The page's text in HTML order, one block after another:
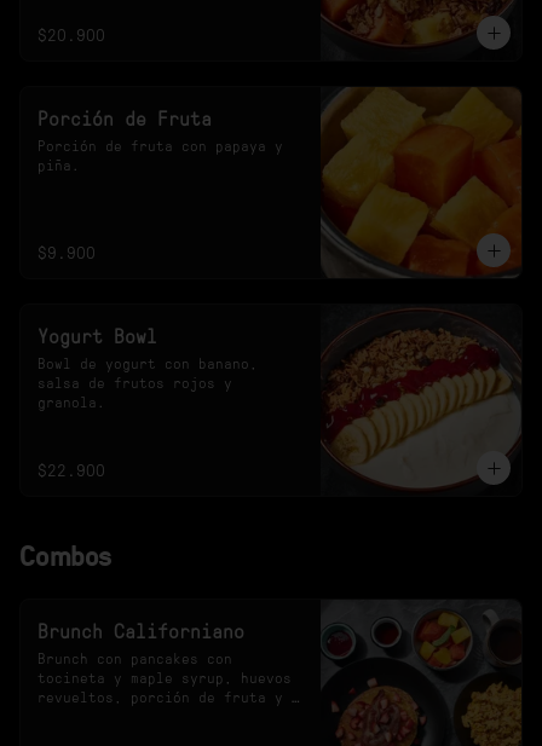
$20.900
Porción de Fruta
Porción de fruta con papaya y
piña.
$9.900
Yogurt Bowl
Bowl de yogurt con banano,
salsa de frutos rojos y
granola.
$22.900
Combos
Brunch Californiano
Brunch con pancakes con
tocineta y maple syrup, huevos
revueltos, porción de fruta y